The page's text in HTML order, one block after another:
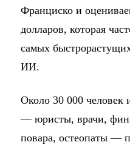
Франциско и
долларов, которая
самых
ИИ.
Около 30 000 человек
— юристы, врачи,
повара, остеопаты —